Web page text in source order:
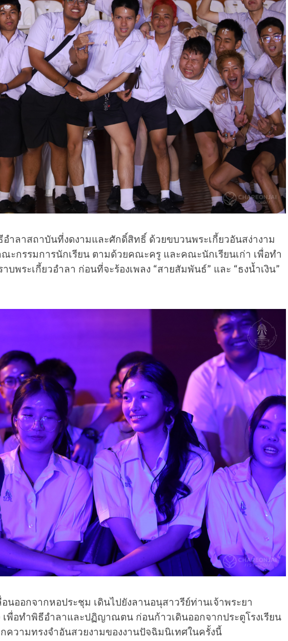
ำลาสถาบันที่งดงามและศักดิ์สิทธิ์ ด้วยขบวนพระเกี้ยวอันสง่างาม
ะกรรมการนักเรียน ตามด้วยคณะครู และคณะนักเรียนเก่า เพื่อทำ
พระเกี้ยวอำลา ก่อนที่จะร้องเพลง “สายสัมพันธ์” และ “ธงน้ำเงิน”
ออกจากหอประชุม เดินไปยังลานอนุสาวรีย์ท่านเจ้าพระยา
เพื่อทำพิธีอำลาและปฏิญาณตน ก่อนก้าวเดินออกจากประตูโรงเรียน
ความทรงจำอันสวยงามของงานปัจฉิมนิเทศในครั้งนี้